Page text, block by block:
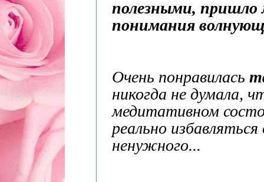
полезными, пришло
понимания
Очень понравилась
никогда не думала,
медитативном
реально
ненужного...